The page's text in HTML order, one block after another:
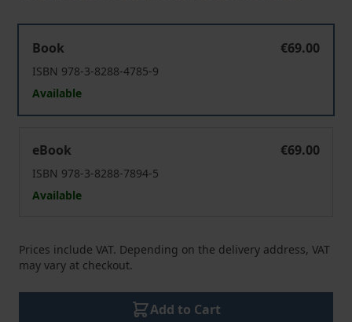
Book
€69.00
ISBN 978-3-8288-4785-9
Available
eBook
€69.00
ISBN 978-3-8288-7894-5
Available
Prices include VAT. Depending on the delivery address, VAT
may vary at checkout.
Add to Cart